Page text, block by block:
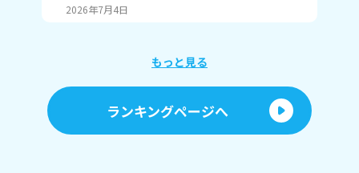
2026年7月4日
もっと見る
ランキングページへ